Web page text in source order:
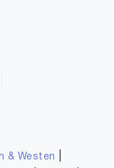
& Westen